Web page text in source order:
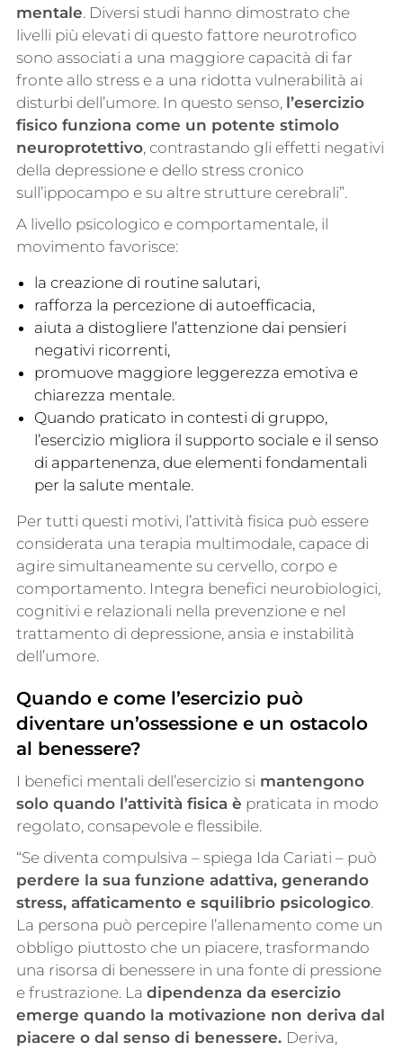
mentale. Diversi studi hanno dimostrato che
livelli più elevati di questo fattore neurotrofico
sono associati a una maggiore capacità di far
fronte allo stress e a una ridotta vulnerabilità ai
disturbi dell’umore. In questo senso, l’esercizio
fisico funziona come un potente stimolo
neuroprotettivo, contrastando gli effetti negativi
della depressione e dello stress cronico
sull’ippocampo e su altre strutture cerebrali”.
A livello psicologico e comportamentale, il
movimento favorisce:
la creazione di routine salutari,
rafforza la percezione di autoefficacia,
aiuta a distogliere l’attenzione dai pensieri
negativi ricorrenti,
promuove maggiore leggerezza emotiva e
chiarezza mentale.
Quando praticato in contesti di gruppo,
l’esercizio migliora il supporto sociale e il senso
di appartenenza, due elementi fondamentali
per la salute mentale.
Per tutti questi motivi, l’attività fisica può essere
considerata una terapia multimodale, capace di
agire simultaneamente su cervello, corpo e
comportamento. Integra benefici neurobiologici,
cognitivi e relazionali nella prevenzione e nel
trattamento di depressione, ansia e instabilità
dell’umore.
Quando e come l’esercizio può
diventare un’ossessione e un ostacolo
al benessere?
I benefici mentali dell’esercizio si mantengono
solo quando l’attività fisica è praticata in modo
regolato, consapevole e flessibile.
“Se diventa compulsiva – spiega Ida Cariati – può
perdere la sua funzione adattiva, generando
stress, affaticamento e squilibrio psicologico.
La persona può percepire l’allenamento come un
obbligo piuttosto che un piacere, trasformando
una risorsa di benessere in una fonte di pressione
e frustrazione. La dipendenza da esercizio
emerge quando la motivazione non deriva dal
piacere o dal senso di benessere. Deriva,